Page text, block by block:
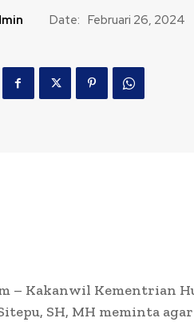
Date: Februari 26, 2024
– Kakanwil Kementrian
SH, MH meminta